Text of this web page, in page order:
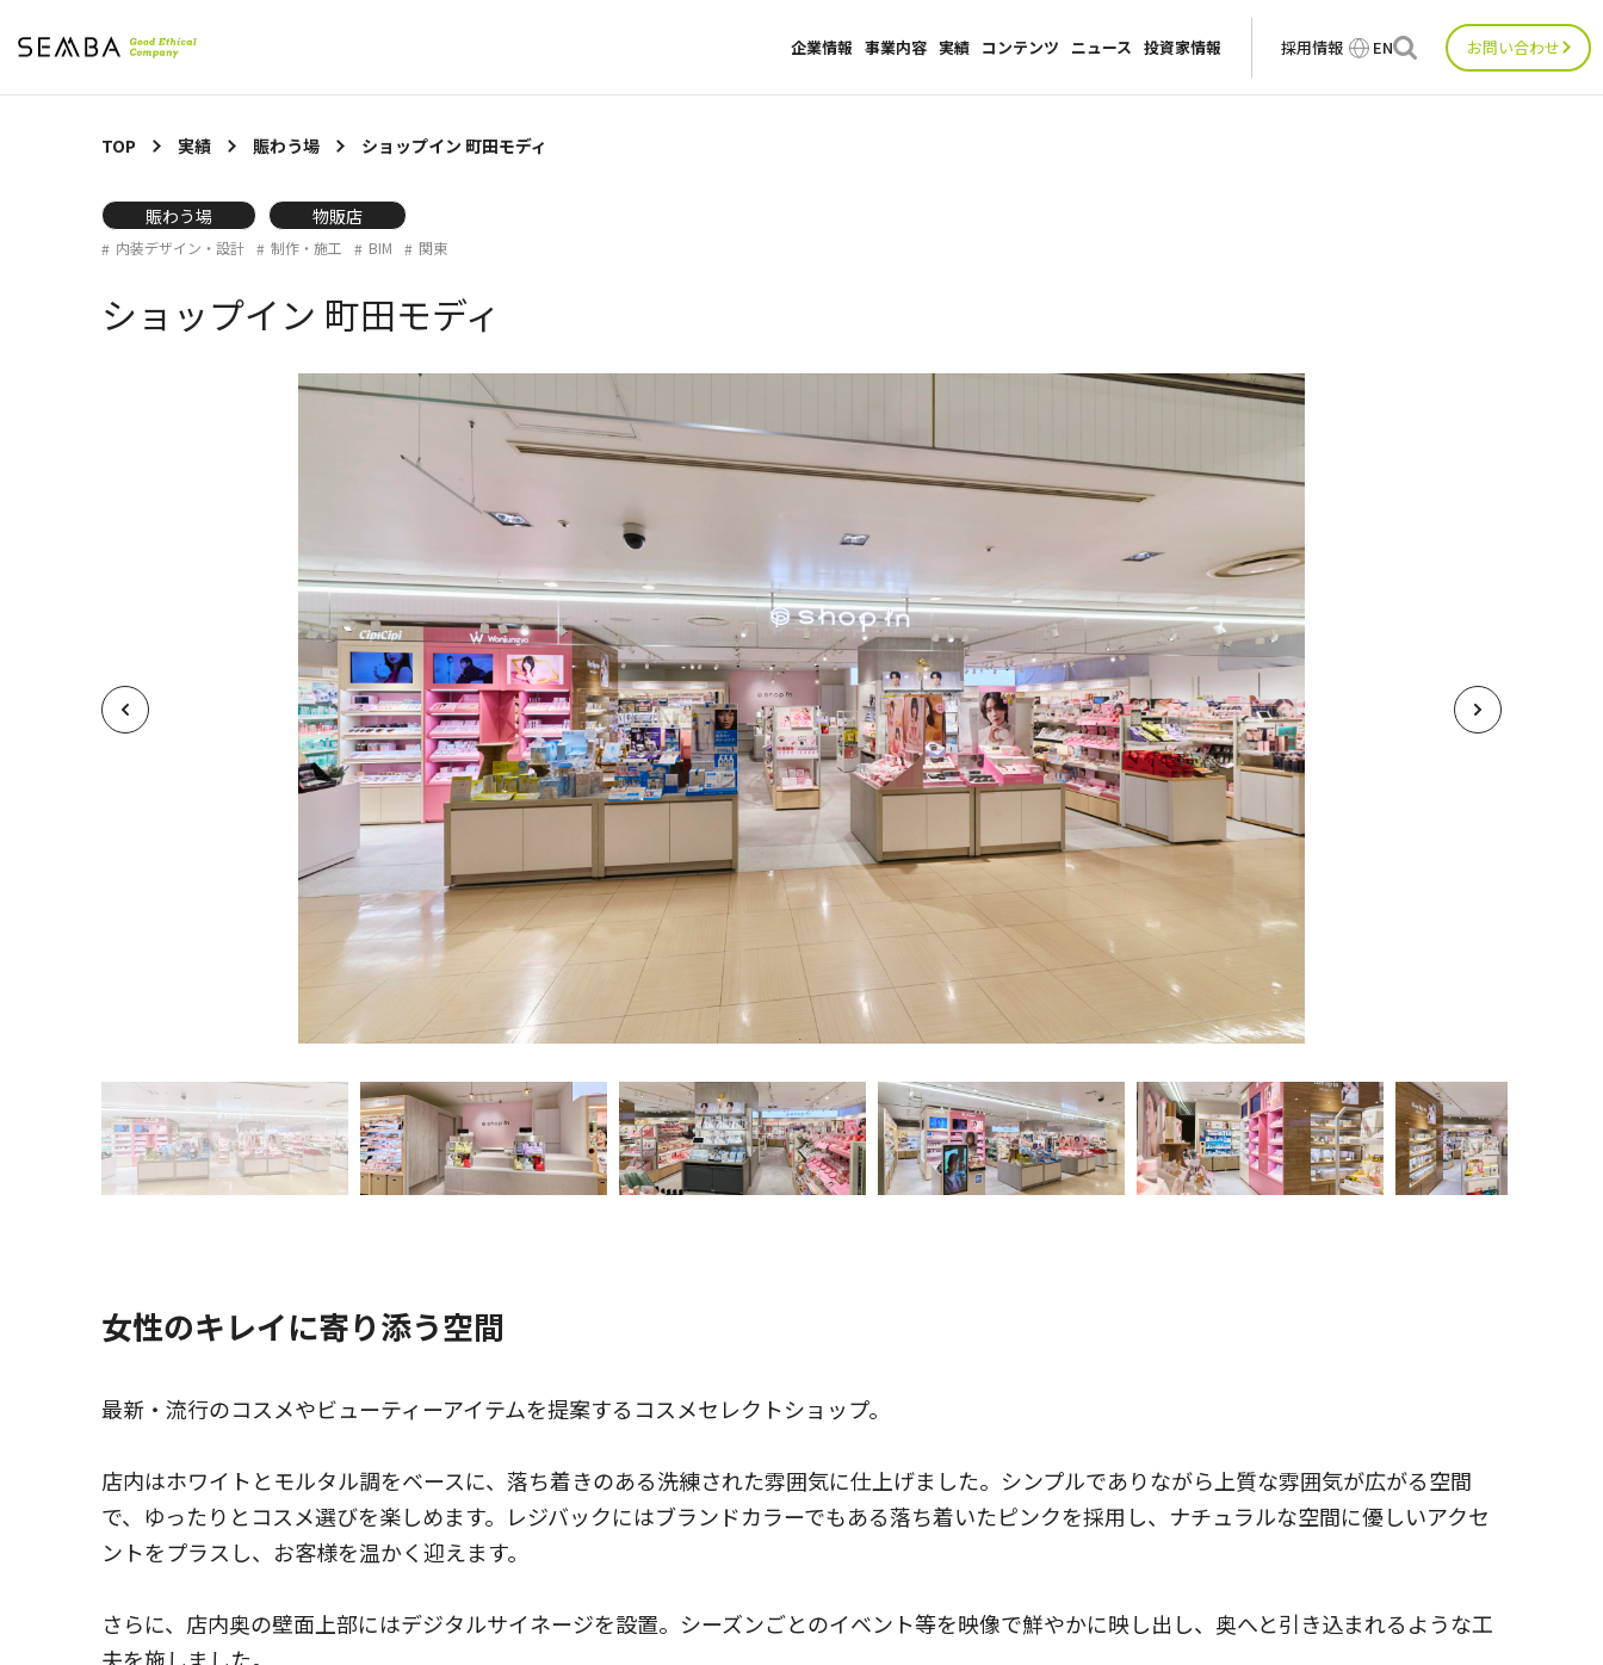
企業情報 事業内容 実績 コンテンツ ニュース 投資家情報 採用情報 EN お問い合わせ
TOP 実績 賑わう場 ショップイン 町田モディ
賑わう場 物販店
内装デザイン・設計 制作・施工 BIM 関東
ショップイン 町田モディ
女性のキレイに寄り添う空間
最新・流行のコスメやビューティーアイテムを提案するコスメセレクトショップ。
店内はホワイトとモルタル調をベースに、落ち着きのある洗練された雰囲気に仕上げました。シンプルでありながら上質な雰囲気が広がる空間
で、ゆったりとコスメ選びを楽しめます。レジバックにはブランドカラーでもある落ち着いたピンクを採用し、ナチュラルな空間に優しいアクセ
ントをプラスし、お客様を温かく迎えます。
さらに、店内奥の壁面上部にはデジタルサイネージを設置。シーズンごとのイベント等を映像で鮮やかに映し出し、奥へと引き込まれるような工